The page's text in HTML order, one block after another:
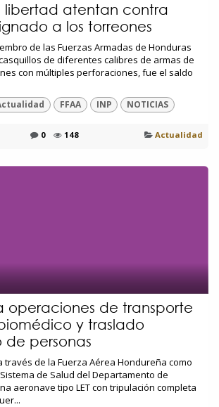
libertad atentan contra
a los torreones
de las Fuerzas Armadas de Honduras
de diferentes calibres de armas de
con múltiples perforaciones, fue el saldo
FFAA INP NOTICIAS
0 148 Actualidad
operaciones de transporte
y traslado
de personas
través de la Fuerza Aérea Hondureña como
de Salud del Departamento de
aeronave tipo LET con tripulación completa